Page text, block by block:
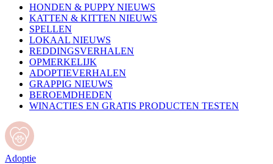
HONDEN & PUPPY NIEUWS
KATTEN & KITTEN NIEUWS
SPELLEN
LOKAAL NIEUWS
REDDINGSVERHALEN
OPMERKELIJK
ADOPTIEVERHALEN
GRAPPIG NIEUWS
BEROEMDHEDEN
WINACTIES EN GRATIS PRODUCTEN TESTEN
Adoptie